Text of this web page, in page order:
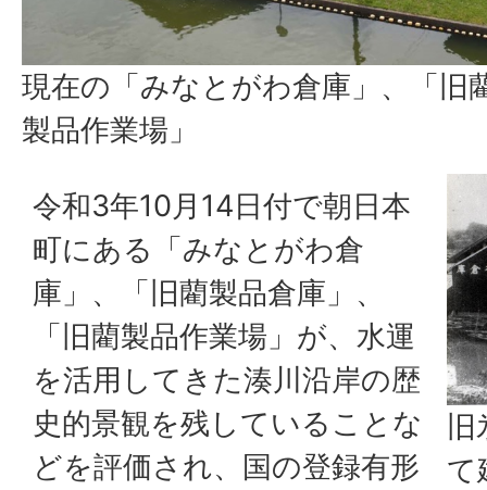
現在の「みなとがわ倉庫」、「旧
製品作業場」
て
令和3年10月14日付で朝日本
町にある「みなとがわ倉
庫」、「旧藺製品倉庫」、
「旧藺製品作業場」が、水運
を活用してきた湊川沿岸の歴
史的景観を残していることな
どを評価され、国の登録有形